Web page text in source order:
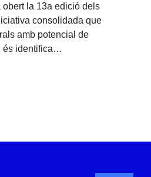
obert la 13a edició dels
consolidada que
amb potencial de
és identifica…